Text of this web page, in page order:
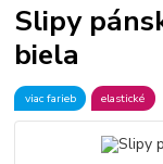
Slipy
biela
viac farieb elastické